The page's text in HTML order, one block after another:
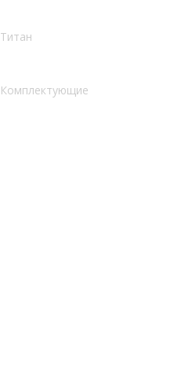
Титан
Комплектующие